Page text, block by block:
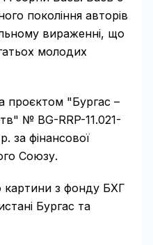
покоління авторів
вираженні, що
молодих
проєктом "Бургас –
№ BG-RRP-11.021-
за фінансової
Союзу.
картини з фонду БХГ
Бургас та